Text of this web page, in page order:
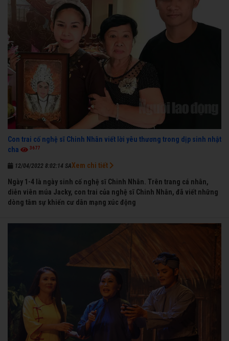
Con trai cố nghệ sĩ Chinh Nhân viết lời yêu thương trong dịp sinh nhật
cha
3677
12/04/2022 8:02:14 SA
Ngày 1-4 là ngày sinh cố nghệ sĩ Chinh Nhân. Trên trang cá nhân,
diễn viên múa Jacky, con trai của nghệ sĩ Chinh Nhân, đã viết những
dòng tâm sự khiến cư dân mạng xúc động
Xem chi tiết